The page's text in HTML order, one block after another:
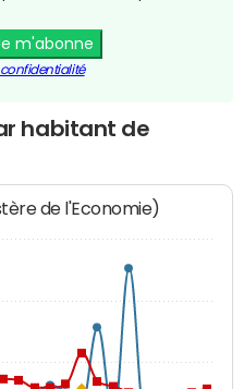
m'abonne
confidentialité
habitant de
de l'Economie)